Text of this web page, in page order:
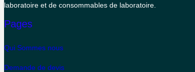
laboratoire et de consommables de laboratoire.
Pages
Qui Sommes nous
Demande de devis